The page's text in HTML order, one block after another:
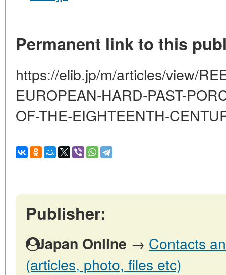
Permanent link to this
https://elib.jp/m/articles/view/
EUROPEAN-HARD-PAST-
OF-THE-EIGHTEENTH-
Publisher:
Japan Online → Contacts
(articles, photo, files etc)